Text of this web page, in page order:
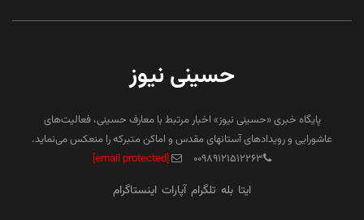
حسینی نیوز
پایگاه خبری «حسینی نیوز» اخبار مرتبط با معارف حسینی، فعالیت‌های
عاشورایی و رویدادهای آستانهای مقدس و اماکن متبرکه را منعکس می‌نماید.
۰۰۹۸۹۱۲۱۵۱۲۲۶۳
[email protected]
ایتا بله تلگرام آپارات اینستاگرام